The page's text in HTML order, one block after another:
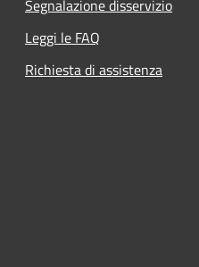
Segnalazione disservizio
Leggi le FAQ
Richiesta di assistenza